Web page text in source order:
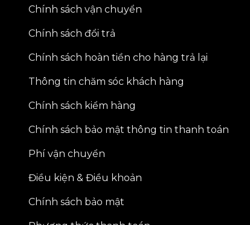
Các
chọn
thể
được
trên
sản
Chính sách vận chuyển
Chính sách đổi trả
Chính sách hoàn tiền cho hàng trả lại
Thông tin chăm sóc khách hàng
Chính sách kiểm hàng
Chính sách bảo mật thông tin thanh toán
Phí vận chuyển
Điều kiện & Điều khoản
Chính sách bảo mật